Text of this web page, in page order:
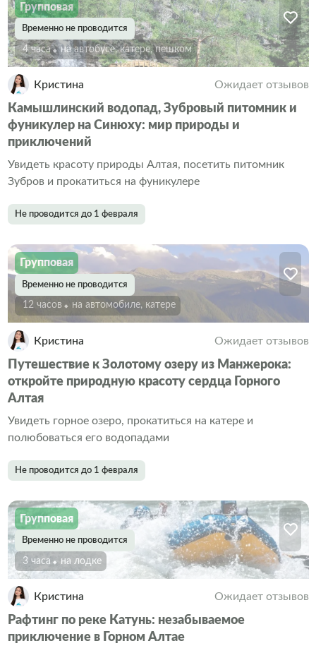
Групповая
Временно не проводится
4 часа На автобусе, катере, пешком
Кристина Ожидает отзывов
Камышлинский водопад, Зубровый питомник и
фуникулер на Синюху: мир природы и
приключений
Увидеть красоту природы Алтая, посетить питомник
Зубров и прокатиться на фуникулере
Не проводится до 1 февраля
Групповая
Временно не проводится
12 часов На автомобиле, катере
Кристина Ожидает отзывов
Путешествие к Золотому озеру из Манжерока:
откройте природную красоту сердца Горного
Алтая
Увидеть горное озеро, прокатиться на катере и
полюбоваться его водопадами
Не проводится до 1 февраля
Групповая
Временно не проводится
3 часа На лодке
Кристина Ожидает отзывов
Рафтинг по реке Катунь: незабываемое
приключение в Горном Алтае